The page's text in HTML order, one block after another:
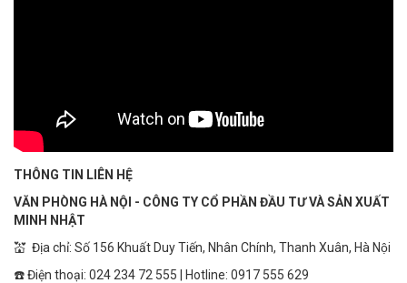
THÔNG TIN LIÊN HỆ
VĂN PHÒNG HÀ NỘI - CÔNG TY CỔ PHẦN ĐẦU TƯ VÀ SẢN XUẤT
MINH NHẬT
💒 Địa chỉ: Số 156 Khuất Duy Tiến, Nhân Chính, Thanh Xuân, Hà Nội
☎️ Điện thoại: 024 234 72 555 | Hotline: 0917 555 629